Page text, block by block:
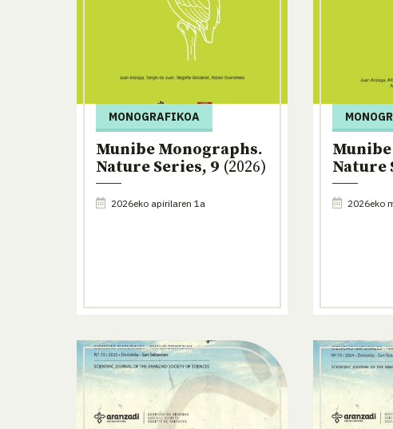
MONOGRAFIKOA
Munibe Monographs.
Nature Series, 9 (2026)
2026eko apirilaren 1a
Nature
2026eko